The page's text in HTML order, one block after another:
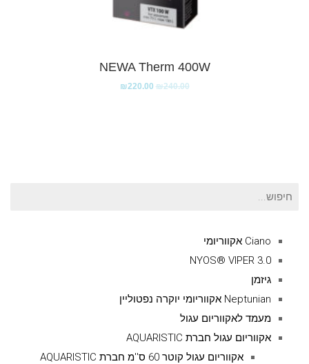
NEWA Therm 400W
₪240.00
₪220.00
חיפוש
Ciano אקווריומי
NYOS® VIPER 3.0
גיזמן
Neptunian אקווריומי יוקרה נפטוליין
מעמד לאקווריום עגול
אקווריום עגול חברת AQUARISTIC
אקווריום עגול קוטר 60 ס''מ חברת AQUARISTIC